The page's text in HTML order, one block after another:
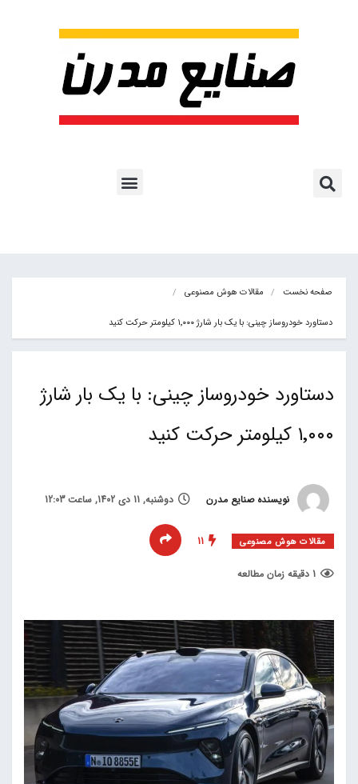
صفحه نخست مقالات هوش مصنوعی
دستاورد خودروساز چینی: با یک بار شارژ ۱٬۰۰۰ کیلومتر حرکت کنید
دستاورد خودروساز چینی: با یک بار شارژ
۱٬۰۰۰ کیلومتر حرکت کنید
نویسنده صنایع مدرن دوشنبه, 11 دی 1402, ساعت 12:03
مقالات هوش مصنوعی 11
1 دقیقه زمان مطالعه